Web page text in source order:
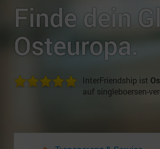
Finde dein
Osteuropa.
InterFriendship ist
auf singleboersen-